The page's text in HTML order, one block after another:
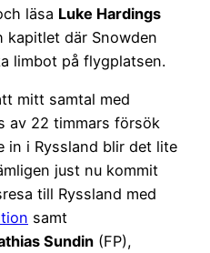
läsa Luke Hardings
kapitlet där Snowden
limbot på flygplatsen.
mitt samtal med
av 22 timmars försök
i Ryssland blir det lite
just nu kommit
till Ryssland med
samt
Sundin (FP),